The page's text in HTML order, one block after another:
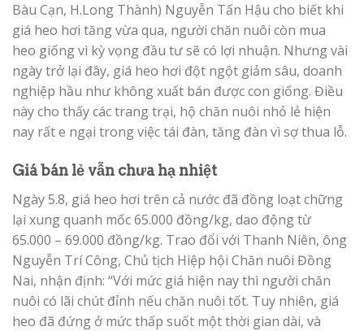
Bàu Cạn, H.Long Thành) Nguyễn Tấn Hậu cho biết khi
giá heo hơi tăng vừa qua, người chăn nuôi còn mua
heo giống vì kỳ vọng đầu tư sẽ có lợi nhuận. Nhưng vài
ngày trở lại đây, giá heo hơi đột ngột giảm sâu, doanh
nghiệp hầu như không xuất bán được con giống. Điều
này cho thấy các trang trại, hộ chăn nuôi nhỏ lẻ hiện
nay rất e ngại trong việc tái đàn, tăng đàn vì sợ thua lỗ.
Giá bán lẻ vẫn chưa hạ nhiệt
Ngày 5.8, giá heo hơi trên cả nước đã đồng loạt chững
lại xung quanh mốc 65.000 đồng/kg, dao động từ
65.000 – 69.000 đồng/kg. Trao đổi với Thanh Niên, ông
Nguyễn Trí Công, Chủ tịch Hiệp hội Chăn nuôi Đồng
Nai, nhận định: “Với mức giá hiện nay thì người chăn
nuôi có lãi chút đỉnh nếu chăn nuôi tốt. Tuy nhiên, giá
heo đã đứng ở mức thấp suốt một thời gian dài, và